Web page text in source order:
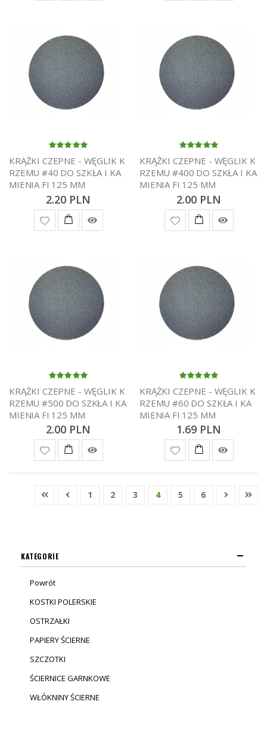
KRĄŻKI CZEPNE - WĘGLIK K
RZEMU #40 DO SZKŁA I KA
MIENIA FI 125 MM
2.20 PLN
KRĄŻKI CZEPNE - WĘGLIK K
RZEMU #400 DO SZKŁA I KA
MIENIA FI 125 MM
2.00 PLN
KRĄŻKI CZEPNE - WĘGLIK K
RZEMU #500 DO SZKŁA I KA
MIENIA FI 125 MM
2.00 PLN
KRĄŻKI CZEPNE - WĘGLIK K
RZEMU #60 DO SZKŁA I KA
MIENIA FI 125 MM
1.69 PLN
1 2 3 4 5 6
KATEGORIE
Powrót
KOSTKI POLERSKIE
OSTRZAŁKI
PAPIERY ŚCIERNE
SZCZOTKI
ŚCIERNICE GARNKOWE
WŁÓKNINY ŚCIERNE